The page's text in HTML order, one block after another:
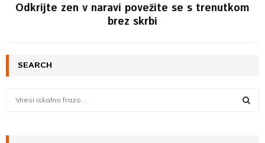
Odkrijte zen v naravi povežite se s trenutkom
brez skrbi
SEARCH